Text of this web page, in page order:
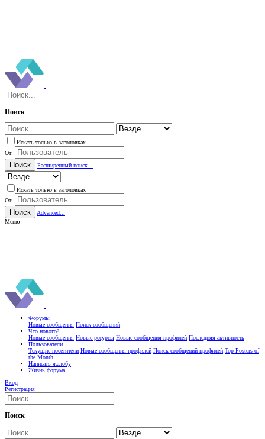
Поиск
Искать только в заголовках
От:
Поиск Расширенный поиск...
Искать только в заголовках
От:
Поиск
Advanced...
Меню
Форумы
Новые сообщения Поиск сообщений
Что нового?
Новые сообщения Новые ресурсы Новые сообщения профилей Последняя активность
Пользователи
Текущие посетители Новые сообщения профилей Поиск сообщений профилей Top Posters of
the Month
Написать жалобу
Жизнь форума
Вход
Регистрация
Поиск